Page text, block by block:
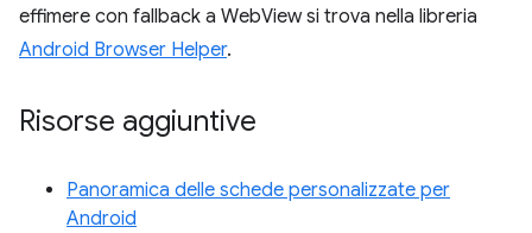
effimere con fallback a WebView si trova nella libreria
Android Browser Helper.
Risorse aggiuntive
Panoramica delle schede personalizzate per
Android